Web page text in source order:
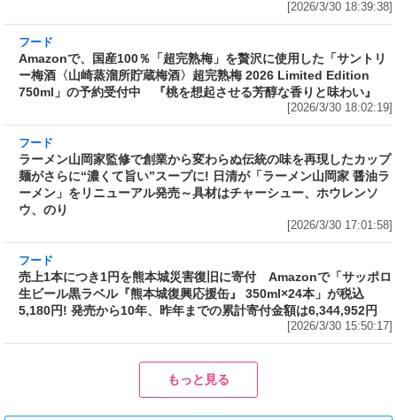
酒〉超完熟梅 2026 Limited Edition 750ml」の
予約受付中 『桃を想起させる芳醇な香りと味
[2026/3/30 18:02:19]
フード
ラーメン山岡家監修で創業から変わらぬ伝統の
味を再現したカップ麺がさらに“濃くて旨い”ス
ン」をリニューアル発売～具材はチャーシュ
ー、ホウレンソウ、のり
[2026/3/30 17:01:58]
売上1本につき1円を熊本城災害復旧に寄付 Amazonで「サッポロ
生ビール黒ラベル『熊本城復興応援缶』 350ml×24本」が税込
5,180円! 発売から10年、昨年までの累計寄付金額は6,344,952円
[2026/3/30 15:50:17]